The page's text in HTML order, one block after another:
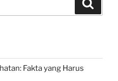
Fakta yang Harus